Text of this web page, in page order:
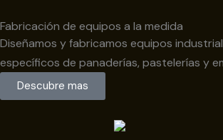
Fabricación de equipos a la medida
Diseñamos y fabricamos equipos
específicos de panaderías, pastelerías y
Descubre mas